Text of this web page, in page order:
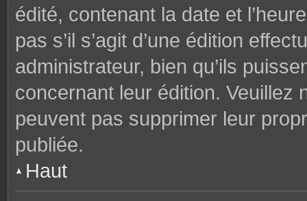
édité, contenant la date et
pas s’il s’agit d’une édition
administrateur, bien qu’ils
concernant leur édition. Veuillez
peuvent pas supprimer leur
publiée.
Haut